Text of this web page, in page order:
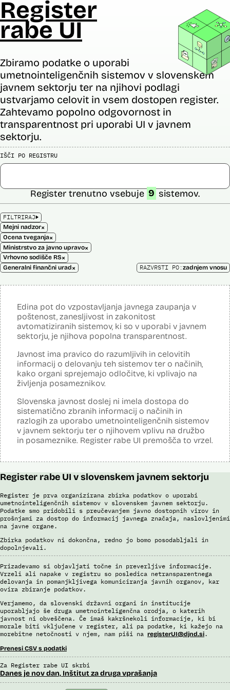
Register
rabe UI
Zbiramo podatke o uporabi
umetnointeligenčnih sistemov v slovenskem
javnem sektorju ter na njihovi podlagi
ustvarjamo celovit in vsem dostopen register.
Zahtevamo popolno odgovornost in
transparentnost pri uporabi UI v javnem
sektorju.
IŠČI PO REGISTRU
FILTRIRAJ
Mejni nadzor×
Ocena tveganja×
Ministrstvo za javno upravo×
Vrhovno sodišče RS×
Generalni finančni urad×
Register trenutno vsebuje 9 sistemov.
RAZVRSTI PO:zadnjem vnosu
Edina pot do vzpostavljanja javnega zaupanja v
poštenost, zanesljivost in zakonitost
avtomatiziranih sistemov, ki so v uporabi v javnem
sektorju, je njihova popolna transparentnost.
Javnost ima pravico do razumljivih in celovitih
informacij o delovanju teh sistemov ter o načinih,
kako organi sprejemajo odločitve, ki vplivajo na
življenja posameznikov.
Slovenska javnost doslej ni imela dostopa do
sistematično zbranih informacij o načinih in
razlogih za uporabo umetnointeligenčnih sistemov
v javnem sektorju ter o njihovem vplivu na družbo
in posameznike. Register rabe UI premošča to vrzel.
Register rabe UI v slovenskem javnem sektorju
Register je prva organizirana zbirka podatkov o uporabi
umetnointeligenčnih sistemov v slovenskem javnem sektorju.
Podatke smo pridobili s preučevanjem javno dostopnih virov in
prošnjami za dostop do informacij javnega značaja, naslovljenimi
na javne organe.
Zbirka podatkov ni dokončna, redno jo bomo posodabljali in
dopolnjevali.
Prizadevamo si objavljati točne in preverljive informacije.
Vrzeli ali napake v registru so posledica netransparentnega
delovanja in pomanjkljivega komuniciranja javnih organov, kar
ovira zbiranje podatkov.
Verjamemo, da slovenski državni organi in institucije
uporabljajo še druga umetnointeligenčna orodja, o katerih
javnost ni obveščena. Če imaš kakršnekoli informacije, ki bi
morale biti vključene v register, ali pa podatke, ki kažejo na
morebitne netočnosti v njem, nam piši na registerUI@djnd.si.
Prenesi CSV s podatki
Za Register rabe UI skrbi
Danes je nov dan, Inštitut za druga vprašanja